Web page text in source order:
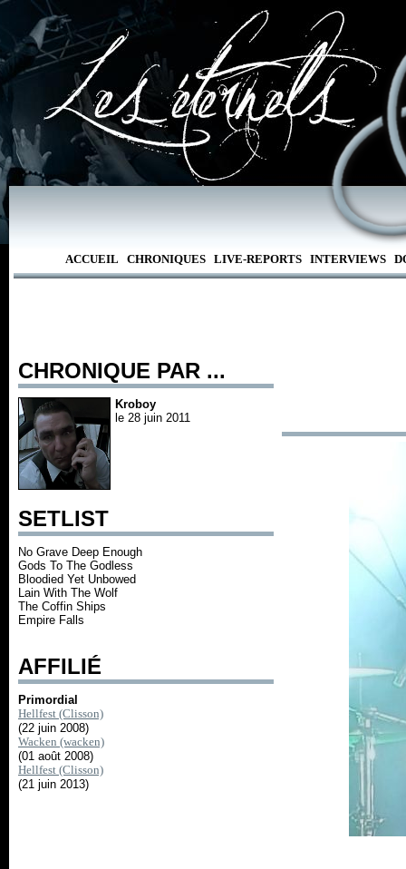
ACCUEIL CHRONIQUES LIVE-REPORTS INTERVIEWS
CHRONIQUE PAR ...
Kroboy
le 28 juin 2011
SETLIST
No Grave Deep Enough
Gods To The Godless
Bloodied Yet Unbowed
Lain With The Wolf
The Coffin Ships
Empire Falls
AFFILIÉ
Primordial
Hellfest (Clisson)
(22 juin 2008)
Wacken (wacken)
(01 août 2008)
Hellfest (Clisson)
(21 juin 2013)